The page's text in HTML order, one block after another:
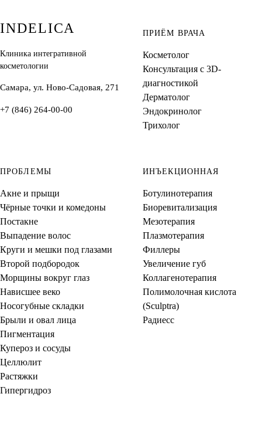
INDELICA
Клиника интегративной
косметологии
Самара, ул. Ново-Садовая, 271
+7 (846) 264-00-00
ПРИЁМ ВРАЧА
Косметолог
Консультация с 3D-
диагностикой
Дерматолог
Эндокринолог
Трихолог
ПРОБЛЕМЫ
Акне и прыщи
Чёрные точки и комедоны
Постакне
Выпадение волос
Круги и мешки под глазами
Второй подбородок
Морщины вокруг глаз
Нависшее веко
Носогубные складки
Брыли и овал лица
Пигментация
Купероз и сосуды
Целлюлит
Растяжки
Гипергидроз
ИНЪЕКЦИОННАЯ
Ботулинотерапия
Биоревитализация
Мезотерапия
Плазмотерапия
Филлеры
Увеличение губ
Коллагенотерапия
Полимолочная кислота
(Sculptra)
Радиесс